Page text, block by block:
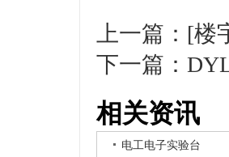
上一篇： [楼
下一篇：
相关资讯
电工电子实验台